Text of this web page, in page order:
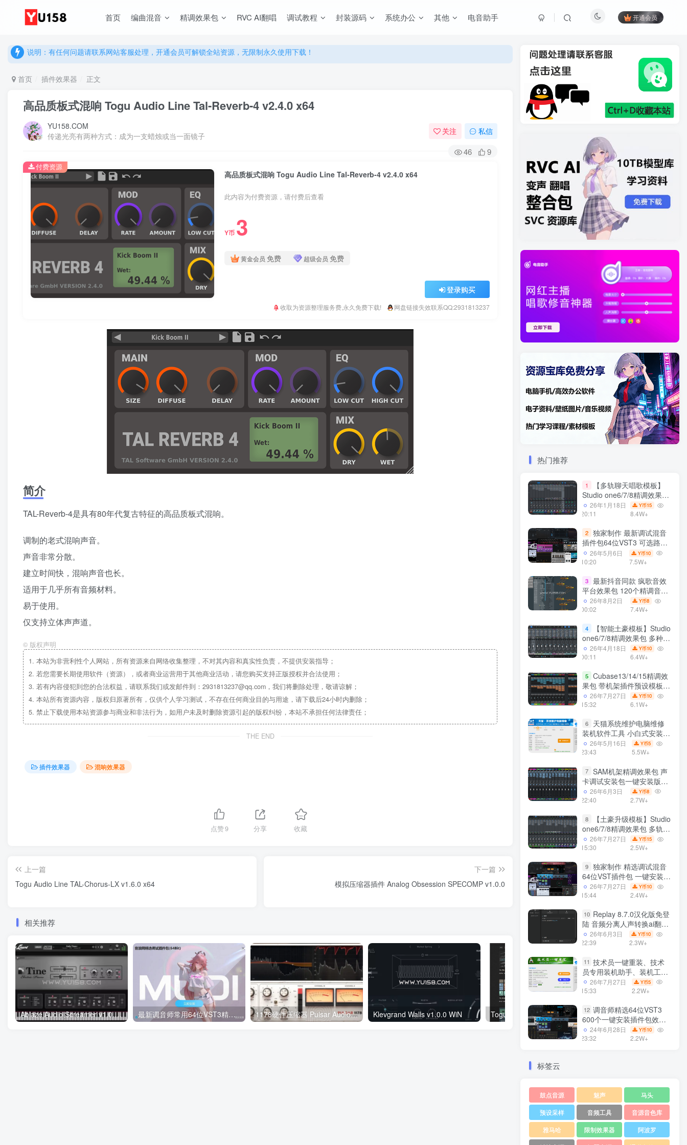
首页 编曲混音 精调效果包 RVC AI翻唱 调试教程 封装源码 系统办公 其他 电音助手 开通会员
提示：网站登录及下载问题，请联系网站底部客服。加入会员享更多优惠，VIP资源群学习特权！
提示：网站登录及下载问题，请联系网站底部客服。加入会员享更多优惠，VIP资源群学习特权！
首页 插件效果器 正文
高品质板式混响 Togu Audio Line Tal-Reverb-4 v2.4.0 x64
YU158.COM
传递光亮有两种方式：成为一支蜡烛或当一面镜子
关注 私信
46 9
高品质板式混响 Togu Audio Line Tal-Reverb-4 v2.4.0 x64
此内容为付费资源，请付费后查看
Y币 3
黄金会员 免费 超级会员 免费
登录购买
收取为资源整理服务费,永久免费下载! 网盘链接失效联系QQ:2931813237
付费资源
简介
TAL-Reverb-4是具有80年代复古特征的高品质板式混响。
调制的老式混响声音。
声音非常分散。
建立时间快，混响声音也长。
适用于几乎所有音频材料。
易于使用。
仅支持立体声声道。
© 版权声明
1. 本站为非营利性个人网站，所有资源来自网络收集整理，不对其内容和真实性负责，不提供安装指导；
2. 若您需要长期使用软件（资源），或者商业运营用于其他商业活动，请您购买支持正版授权并合法使用；
3. 若有内容侵犯到您的合法权益，请联系我们或发邮件到：2931813237@qq.com，我们将删除处理，敬请谅解；
4. 本站所有资源内容，版权归原著所有，仅供个人学习测试，不存在任何商业目的与用途，请下载后24小时内删除；
5. 禁止下载使用本站资源参与商业和非法行为，如用户未及时删除资源引起的版权纠纷，本站不承担任何法律责任；
THE END
插件效果器 混响效果器
点赞9 分享 收藏
上一篇
Togu Audio Line TAL-Chorus-LX v1.6.0 x64
下一篇
模拟压缩器插件 Analog Obsession SPECOMP v1.0.0
相关推荐
Ablaze Audio Screamer v1.0.0 U2B macOS-MORiA 最新调音师常用64位VST3精选调试插件包4G 一键安装效果器合集 v2.0 WiN 支持定制 1178硬件压缩器 Pulsar Audio 1178 V1.0.9 WIN Klevgrand Walls v1.0.0 WiN Togu Audio Line TAL Everything Bundle v2024.02 VSTi VST3i AAX CLAP x64 [19.02.2024] 插件包 WIN
热门推荐
1
【多轨聊天唱歌模板】
Studio one6/7/8精调效果包
多种效果模式 声卡调试好直
播预设模板
26年1月18日
20:11
Y币15
8.4W+
2 独家制作 最新调试混音
插件包64位VST3 可选路径
一键安装550个效果器合集
v3.0 WiN 支持定制
26年5月6日
10:20
Y币10
7.5W+
3 最新抖音同款 疯歌音效
平台效果包 120个精调音效
包+软件自带170个音效
+600个插件 带安装教程全
26年8月2日
00:02
Y币8
7.4W+
4
【智能土豪模板】Studio
one6/7/8精调效果包 多种效
果模式可选 声卡调试好预设
带插件全套文件
26年4月18日
00:11
Y币10
6.4W+
5 Cubase13/14/15精调效
果包 带机架插件预设模板
声卡调试好效果工程文件
26年7月27日
15:32
Y币10
6.1W+
6
天猫系统维护电脑维修
装机软件工具 小白式安装
完全一键安装系统 电脑系统
装机软件 一键重装系统
26年5月16日
23:43
Y币5
5.5W+
7 SAM机架精调效果包 声
卡调试安装包一键安装版模
板 带插件预设效果文件
26年6月3日
22:40
Y币8
2.7W+
8
【土豪升级模板】Studio
one6/7/8精调效果包 多轨道
效果模式可选 声卡调试好预
设模板 带插件全套文件
26年7月27日
15:30
Y币15
2.5W+
9 独家制作 精选调试混音
64位VST插件包 一键安装
600个效果器合集v2.0 WiN
支持定制
26年7月27日
15:44
Y币10
2.4W+
10 Replay 8.7.0汉化版免登
陆 音频分离人声转换ai翻唱
支持50系显卡 一键安装
WiN
26年6月3日
22:39
Y币10
2.3W+
11 技术员一键重装、技术
员专用装机助手、装机工
具、电脑系统装机软件丶一
键安装系统
26年7月27日
15:33
Y币5
2.2W+
12 调音师精选64位VST3
600个一键安装插件包效果
器集合10G WiN
24年6月28日
23:32
Y币10
2.2W+
标签云
鼓点音源 魅声
马头
预设采样
音频工具
音源音色库
雅马哈
限制效果器
阿波罗